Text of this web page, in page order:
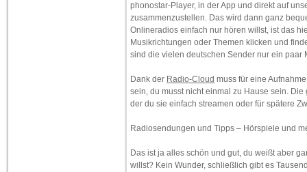
phonostar-Player, in der App und direkt auf
zusammenzustellen. Das wird dann ganz
Onlineradios einfach nur hören willst, ist das
Musikrichtungen oder Themen klicken und
sind die vielen deutschen Sender nur ein
Dank der Radio-Cloud muss für eine
sein, du musst nicht einmal zu Hause sein.
der du sie einfach streamen oder für spätere
Radiosendungen und Tipps – Hörspiele und
Das ist ja alles schön und gut, du weißt aber
willst? Kein Wunder, schließlich gibt es